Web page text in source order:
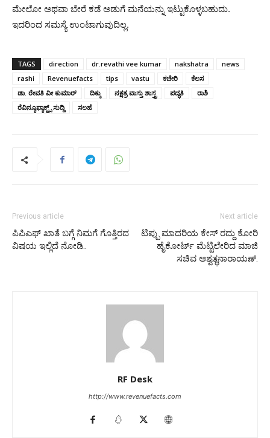
ಮೇಲೋ ಅಥವಾ ಬೇರೆ ಕಡೆ ಅಡುಗೆ ಮನೆಯನ್ನು ಇಟ್ಟುಕೊಳ್ಳಬಹುದು.
ಇದರಿಂದ ಸಮಸ್ಯೆ ಉಂಟಾಗುವುದಿಲ್ಲ.
TAGS direction dr.revathi vee kumar nakshatra
news
rashi
Revenuefacts tips vastu ಕಚೇರಿ
ಕೆಲಸ
ಡಾ. ರೇವತಿ ವೀ ಕುಮಾರ್
ದಿಕ್ಕು ನಕ್ಷತ್ರ ವಾಸ್ತು ಶಾಸ್ತ್ರ ಪದ್ಧತಿ
ರಾಶಿ
ರೆವಿನ್ಯೂಫ್ಯಾಕ್ಟ್ಸ್ ಸುದ್ದಿ
ಸಲಹೆ
Previous article
ಪಿಪಿಎಫ್‌ ಖಾತೆ ಬಗ್ಗೆ ನಿಮಗೆ ಗೊತ್ತಿರದ
ವಿಷಯ ಇಲ್ಲಿದೆ ನೋಡಿ..
Next article
ಟಿಪ್ಪು ಮಾದರಿಯ ಕೇಸ್ ರದ್ದು ಕೋರಿ
ಹೈಕೋರ್ಟ್ ಮೆಟ್ಟಿಲೇರಿದ ಮಾಜಿ
ಸಚಿವ ಅಶ್ವತ್ಥನಾರಾಯಣ್.
RF Desk
http://www.revenuefacts.com